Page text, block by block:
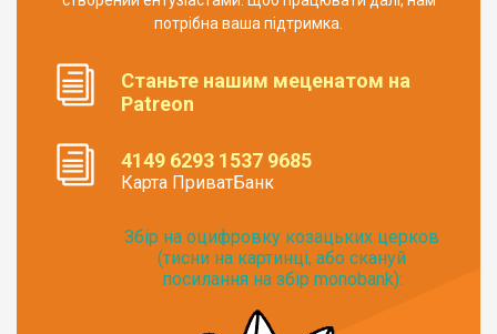
потрібна ваша підтримка.
Станьте нашим меценатом на
Patreon
4149 6293 1537 9685
Карта ПриватБанк
Збір на оцифровку козацьких церков
(тисни на картинці, або скануй
посилання на збір monobank):